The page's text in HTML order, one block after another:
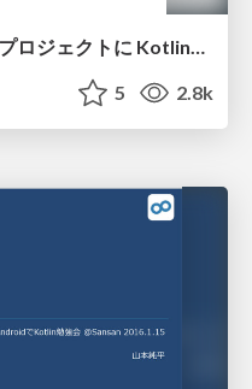
#DroidKaigi 既存のAndroidプロジェクトに Kotlinを導入した話
5 2.8k